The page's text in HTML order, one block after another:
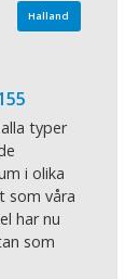
Halland
typer
i olika
som våra
har nu
som